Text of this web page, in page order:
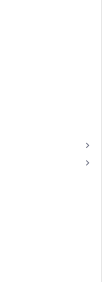
keyboard_arrow_right
keyboard_arrow_right